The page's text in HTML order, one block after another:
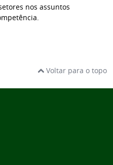
nos assuntos
Voltar para o topo